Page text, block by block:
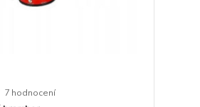
7 hodnocení